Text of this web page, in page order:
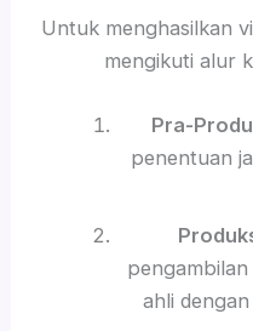
Untuk menghasilkan
mengikuti alur
Pra-
penentuan
ahli